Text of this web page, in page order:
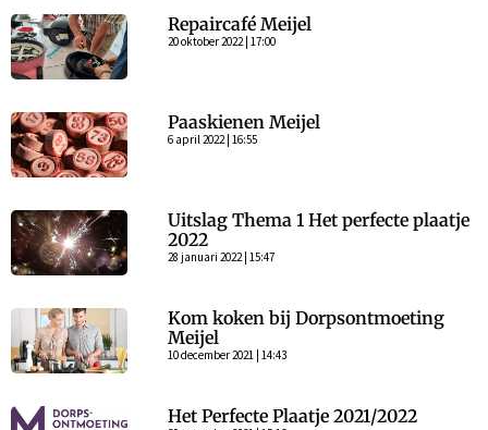
Repaircafé Meijel
20 oktober 2022 | 17:00
Paaskienen Meijel
6 april 2022 | 16:55
Uitslag Thema 1 Het perfecte plaatje
2022
28 januari 2022 | 15:47
Kom koken bij Dorpsontmoeting
Meijel
10 december 2021 | 14:43
Het Perfecte Plaatje 2021/2022